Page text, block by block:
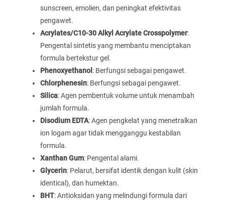
sunscreen, emolien, dan peningkat efektivitas
pengawet.
Acrylates/C10-30 Alkyl Acrylate Crosspolymer:
Pengental sintetis yang membantu menciptakan
formula bertekstur gel.
Phenoxyethanol : Berfungsi sebagai pengawet.
Chlorphenesin: Berfungsi sebagai pengawet.
Silica: Agen pembentuk volume untuk menambah
jumlah formula.
Disodium EDTA: Agen pengkelat yang menetralkan
ion logam agar tidak mengganggu kestabilan
formula.
Xanthan Gum: Pengental alami.
Glycerin: Pelarut, bersifat identik dengan kulit (skin
identical), dan humektan.
BHT: Antioksidan yang melindungi formula dari